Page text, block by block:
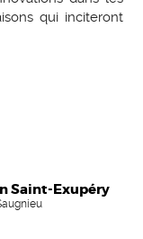
qui inciteront
Saint-Exupéry